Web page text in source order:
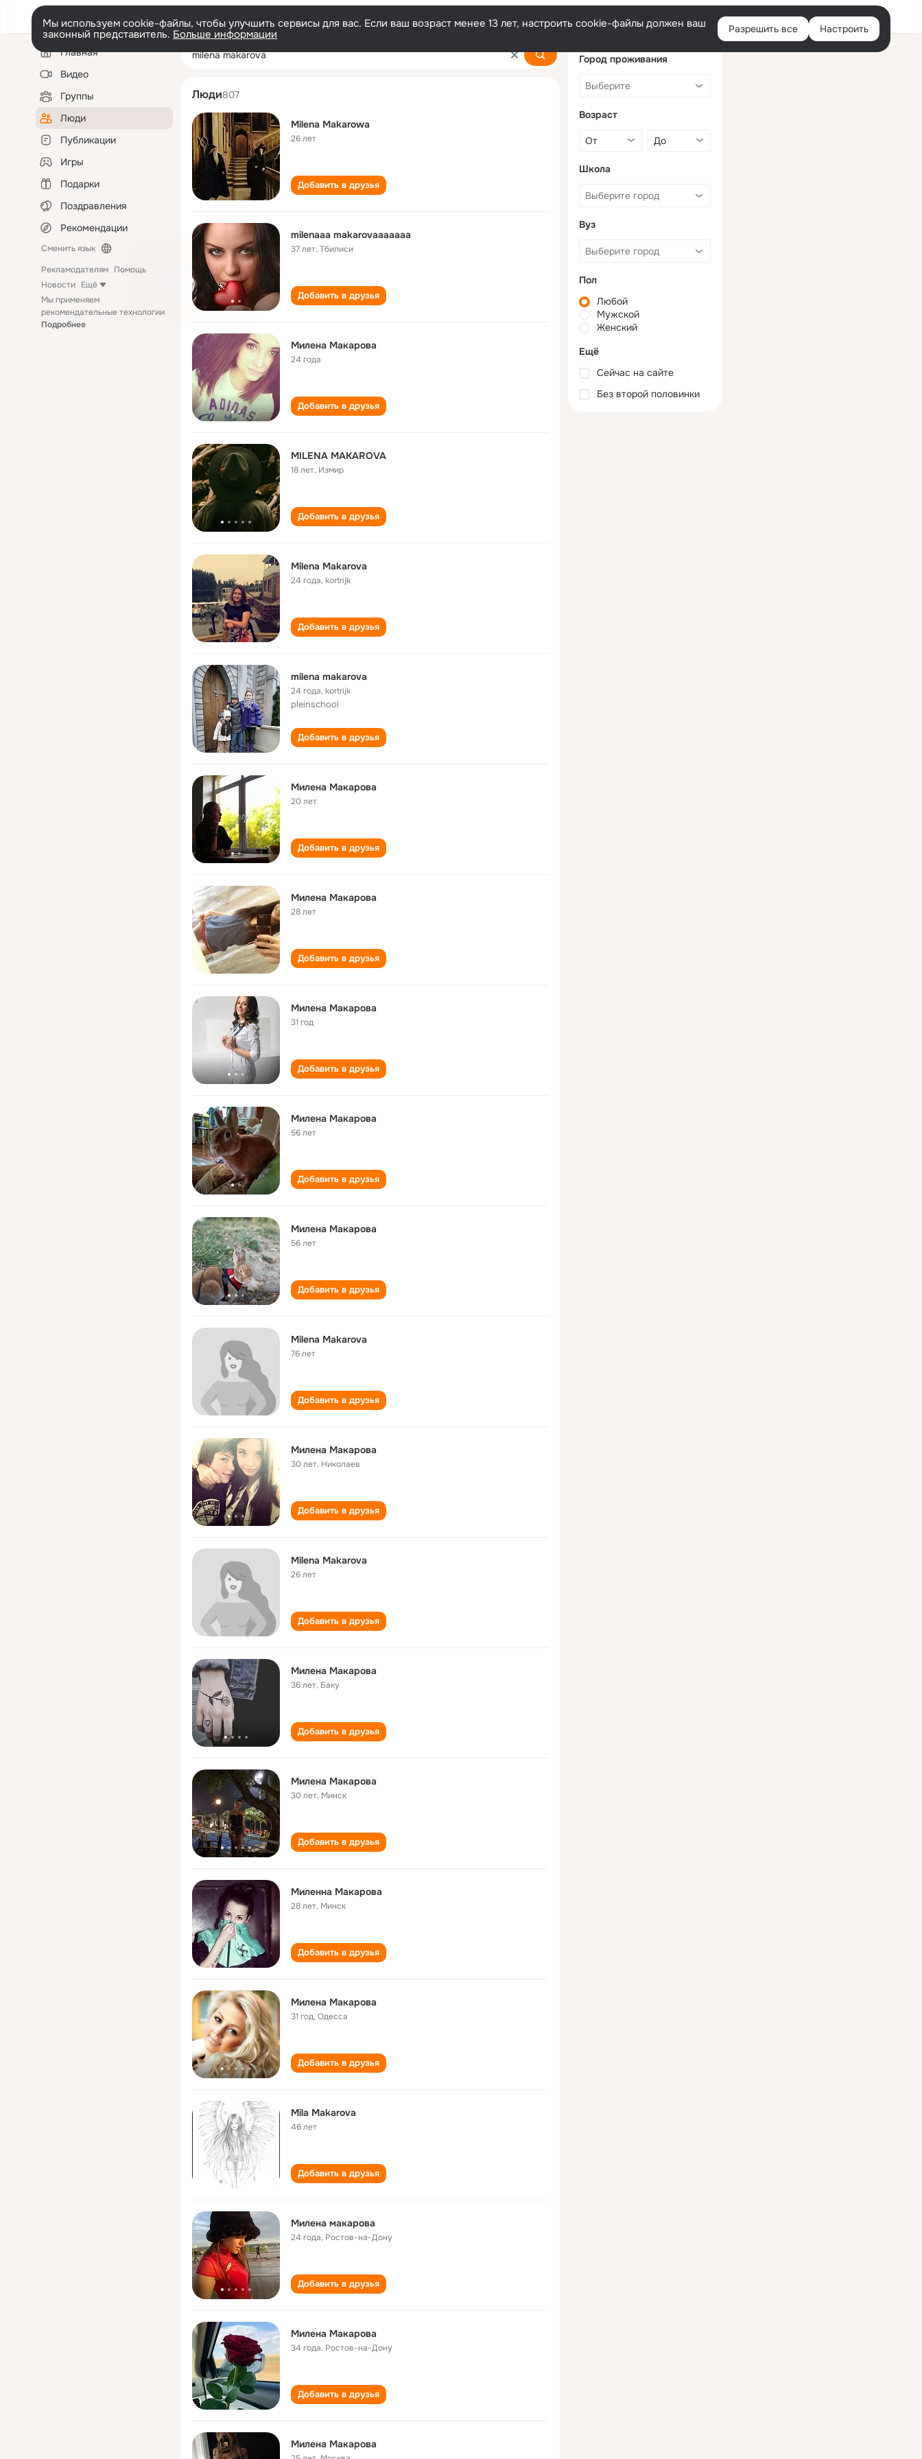
Войти
Мы используем cookie-файлы, чтобы улучшить сервисы для вас. Если ваш возраст менее 13 лет, настроить cookie-файлы должен ваш
законный представитель. Больше информации Разрешить все Настроить
Левая
колонкаГлавная
Видео
Группы
Люди
Публикации
Игры
Подарки
Поздравления
Рекомендации
Сменить язык
Рекламодателям Помощь
Новости Ещё
Мы применяем
рекомендательные технологии
Подробнее
milena makarova
Люди807
Milena Маkarowa
26 лет
Добавить в друзья
milenaaa makarovaaaaaaa
37 лет,Тбилиси
Добавить в друзья
Милена Макарова
24 года
Добавить в друзья
MILENA MAKAROVA
18 лет, Измир
Добавить в друзья
Milena Makarova
24 года,kortrijk
Добавить в друзья
milena makarova
24 года,kortrijk
pleinschool
Добавить в друзья
Милена Макарова
20 лет
Добавить в друзья
Милена Макарова
28 лет
Добавить в друзья
Милена Макарова
31 год
Добавить в друзья
Милена Макарова
56 лет
Добавить в друзья
Милена Макарова
56 лет
Добавить в друзья
Milena Makarova
76 лет
Добавить в друзья
Милена Макарова
30 лет, Николаев
Добавить в друзья
Milena Makarova
26 лет
Добавить в друзья
Милена Макарова
36 лет, Баку
Добавить в друзья
Милена Макарова
30 лет, Минск
Добавить в друзья
Миленна Макарова
28 лет, Минск
Добавить в друзья
Милена Макарова
31 год,Одесса
Добавить в друзья
Mila Makarova
46 лет
Добавить в друзья
Милена макарова
24 года, Ростов-на-Дону
Добавить в друзья
Милена Макарова
34 года, Ростов-на-Дону
Добавить в друзья
Милена Макарова
Город проживания
Возраст
Школа
Вуз
Пол
Любой
Мужской
Женский
Ещё
Сейчас на сайте
Без второй половинки